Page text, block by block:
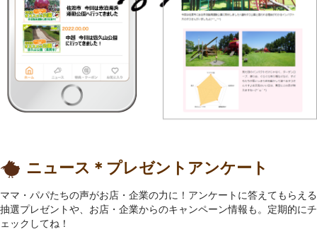
ニュース＊プレゼントアンケート
ママ・パパたちの声がお店・企業の力に！アンケートに答えてもらえる
抽選プレゼントや、お店・企業からのキャンペーン情報も。定期的にチ
ェックしてね！